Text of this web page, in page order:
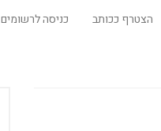
הצטרף ככותב כניסה לרשומים